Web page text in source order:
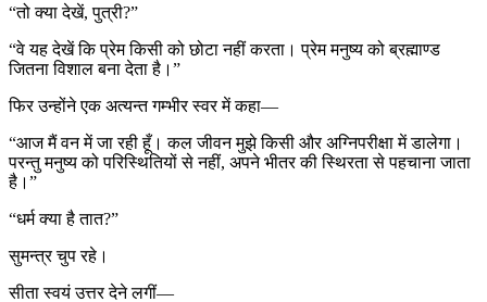
“तो क्या देखें, पुत्री?”
“वे यह देखें कि प्रेम किसी को छोटा नहीं करता। प्रेम मनुष्य को ब्रह्माण्ड
जितना विशाल बना देता है।”
फिर उन्होंने एक अत्यन्त गम्भीर स्वर में कहा—
“आज मैं वन में जा रही हूँ। कल जीवन मुझे किसी और अग्निपरीक्षा में डालेगा।
परन्तु मनुष्य को परिस्थितियों से नहीं, अपने भीतर की स्थिरता से पहचाना जाता
है।”
“धर्म क्या है तात?”
सुमन्त्र चुप रहे।
सीता स्वयं उत्तर देने लगीं—